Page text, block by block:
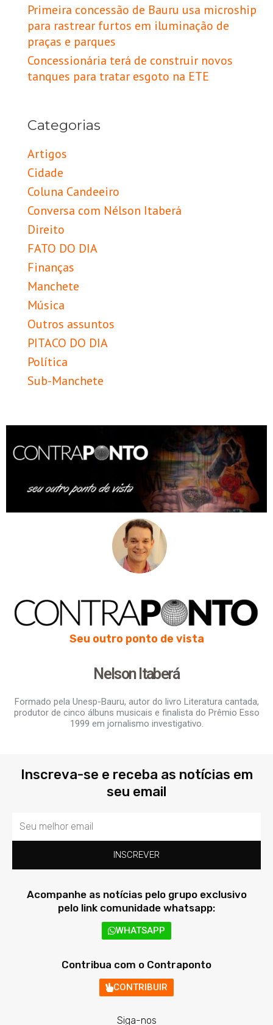
Primeira concessão de Bauru usa microship
para rastrear furtos em iluminação de
praças e parques
Concessionária terá de construir novos
tanques para tratar esgoto na ETE
Categorias
Artigos
Cidade
Coluna Candeeiro
Conversa com Nélson Itaberá
Direito
FATO DO DIA
Finanças
Manchete
Música
Outros assuntos
PITACO DO DIA
Política
Sub-Manchete
Seu outro ponto de vista
Nelson Itaberá
Formado pela Unesp-Bauru, autor do livro Literatura cantada,
produtor de cinco álbuns musicais e finalista do Prêmio Esso
1999 em jornalismo investigativo.
Inscreva-se e receba as notícias em
seu email
Email
INSCREVER
Acompanhe as notícias pelo grupo exclusivo
pelo link comunidade whatsapp:
WHATSAPP
Contribua com o Contraponto
CONTRIBUIR
Siga-nos